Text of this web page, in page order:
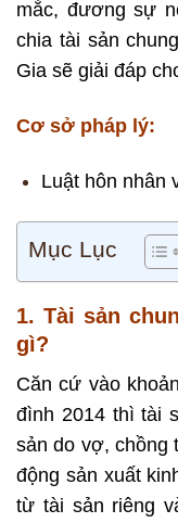
mắc, đương sự
chia tài sản
Gia sẽ giải đáp
Cơ sở pháp lý:
Luật hôn nhân
Mục Lục
1. Tài sản
gì?
Căn cứ vào
đình 2014 thì tài
sản do vợ, chồng
động sản xuất
từ tài sản riêng